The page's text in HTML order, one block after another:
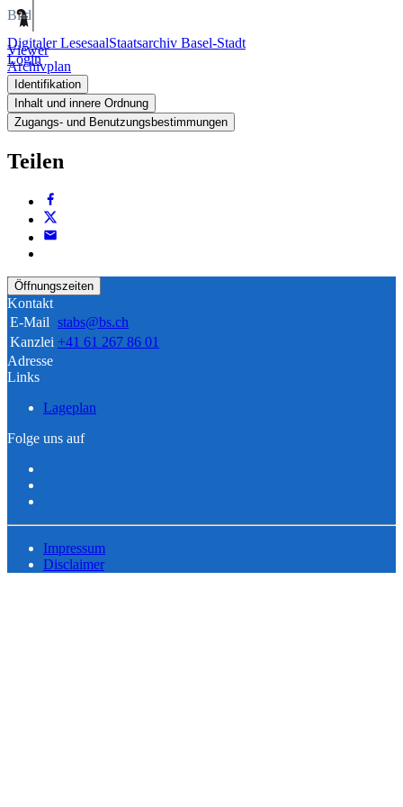
Digitaler LesesaalStaatsarchiv Basel-Stadt
Login
Bild
Viewer
Archivplan
Identifikation
Inhalt und innere Ordnung
Zugangs- und Benutzungsbestimmungen
Teilen
Öffnungszeiten
Kontakt
E-Mail stabs@bs.ch
Kanzlei +41 61 267 86 01
Adresse
Links
Lageplan
Folge uns auf
Impressum
Disclaimer